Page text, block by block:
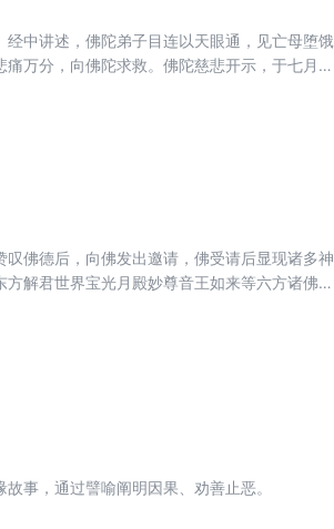
中讲述，佛陀弟子目连以天眼通，见亡母堕饿
万分，向佛陀求救。佛陀慈悲开示，于七月十
佛德后，向佛发出邀请，佛受请后显现诸多神
解君世界宝光月殿妙尊音王如来等六方诸佛的
事，通过譬喻阐明因果、劝善止恶。